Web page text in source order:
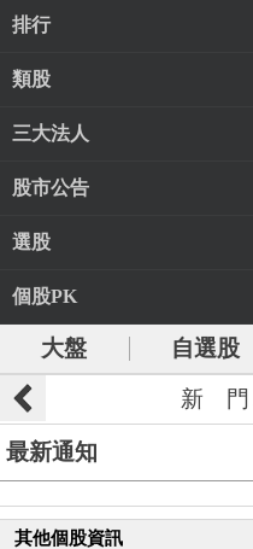
排行
類股
三大法人
股市公告
選股
個股PK
大盤 自選股
新 門
最新通知
其他個股資訊